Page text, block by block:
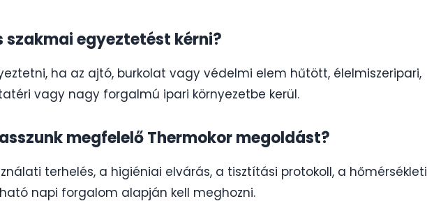
szakmai egyeztetést kérni?
ha az ajtó, burkolat vagy védelmi elem hűtött, élelmiszeripari,
vagy nagy forgalmú ipari környezetbe kerül.
megfelelő Thermokor megoldást?
terhelés, a higiéniai elvárás, a tisztítási protokoll, a hőmérsékleti
napi forgalom alapján kell meghozni.